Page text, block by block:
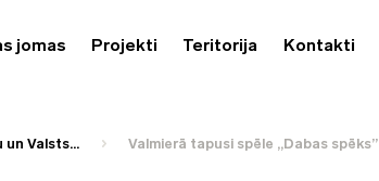
jomas Projekti Teritorija Kontakti
Valsts... Valmierā tapusi spēle „Dabas spēks”